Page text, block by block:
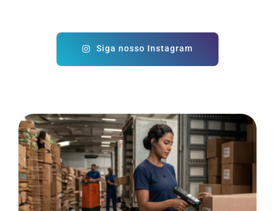
Siga nosso Instagram